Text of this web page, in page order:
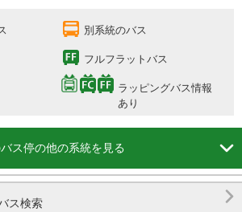
別系統のバス
フルフラットバス
ラッピングバス情報
あり
ス停の他の系統を見る 
ス検索 